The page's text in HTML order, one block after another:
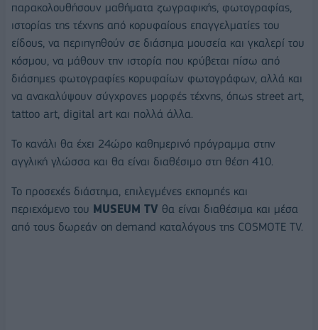
παρακολουθήσουν μαθήματα ζωγραφικής, φωτογραφίας,
ιστορίας της τέχνης από κορυφαίους επαγγελματίες του
είδους, να περιηγηθούν σε διάσημα μουσεία και γκαλερί του
κόσμου, να μάθουν την ιστορία που κρύβεται πίσω από
διάσημες φωτογραφίες κορυφαίων φωτογράφων, αλλά και
να ανακαλύψουν σύγχρονες μορφές τέχνης, όπως street art,
tattoo art, digital art και πολλά άλλα.
Το κανάλι θα έχει 24ώρο καθημερινό πρόγραμμα στην
αγγλική γλώσσα και θα είναι διαθέσιμο στη θέση 410.
Το προσεχές διάστημα, επιλεγμένες εκπομπές και
περιεχόμενο του MUSEUM TV θα είναι διαθέσιμα και μέσα
από τους δωρεάν on demand καταλόγους της COSMOTE TV.